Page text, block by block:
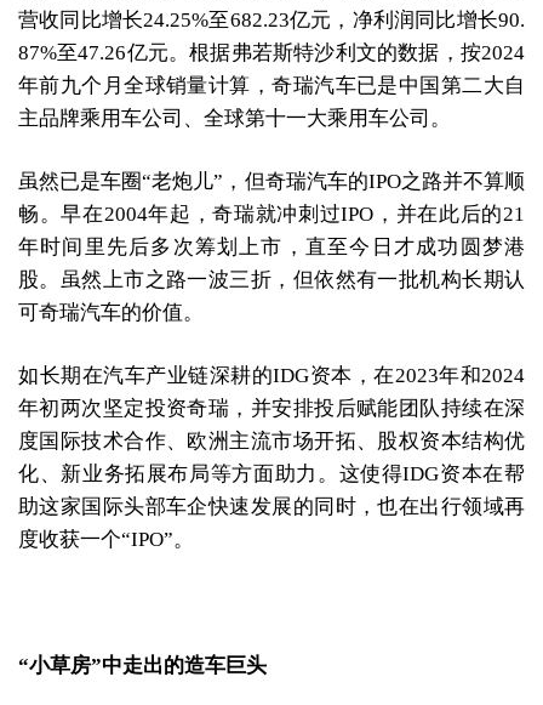
营收同比增长24.25%至682.23亿元，净利润同比增长90.
87%至47.26亿元。根据弗若斯特沙利文的数据，按2024
年前九个月全球销量计算，奇瑞汽车已是中国第二大自
主品牌乘用车公司、全球第十一大乘用车公司。
虽然已是车圈“老炮儿”，但奇瑞汽车的IPO之路并不算顺
畅。早在2004年起，奇瑞就冲刺过IPO，并在此后的21
年时间里先后多次筹划上市，直至今日才成功圆梦港
股。虽然上市之路一波三折，但依然有一批机构长期认
可奇瑞汽车的价值。
如长期在汽车产业链深耕的IDG资本，在2023年和2024
年初两次坚定投资奇瑞，并安排投后赋能团队持续在深
度国际技术合作、欧洲主流市场开拓、股权资本结构优
化、新业务拓展布局等方面助力。这使得IDG资本在帮
助这家国际头部车企快速发展的同时，也在出行领域再
度收获一个“IPO”。
“小草房”中走出的造车巨头